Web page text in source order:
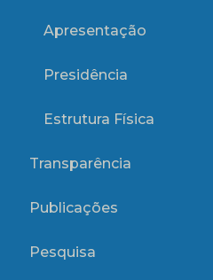
Apresentação
Presidência
Estrutura Física
Transparência
Publicações
Pesquisa